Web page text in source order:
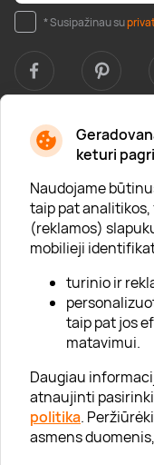
keturi
Naudojame
taip pat
(reklamos)
mobilieji
turinio ir
taip pat jos
matavimui.
Daugiau
atnaujinti
politika.
asmens
* Susipažinau su
Apie mus
Apie „Gera Dovana“
Lojalumo klubas
Karjera
Visi partneriai
Kontaktai
Tinklaraštis
Informacija